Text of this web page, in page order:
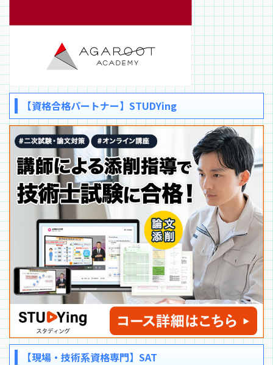
【資格合格パートナー】STUDYing
【現場・技術系資格専門】SAT